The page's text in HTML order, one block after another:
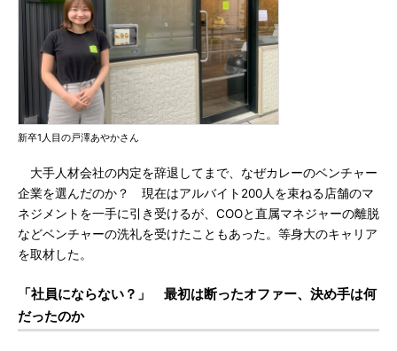
新卒1人目の戸澤あやかさん
大手人材会社の内定を辞退してまで、なぜカレーのベンチャー
企業を選んだのか？ 現在はアルバイト200人を束ねる店舗のマ
ネジメントを一手に引き受けるが、COOと直属マネジャーの離脱
などベンチャーの洗礼を受けたこともあった。等身大のキャリア
を取材した。
「社員にならない？」 最初は断ったオファー、決め手は何
だったのか